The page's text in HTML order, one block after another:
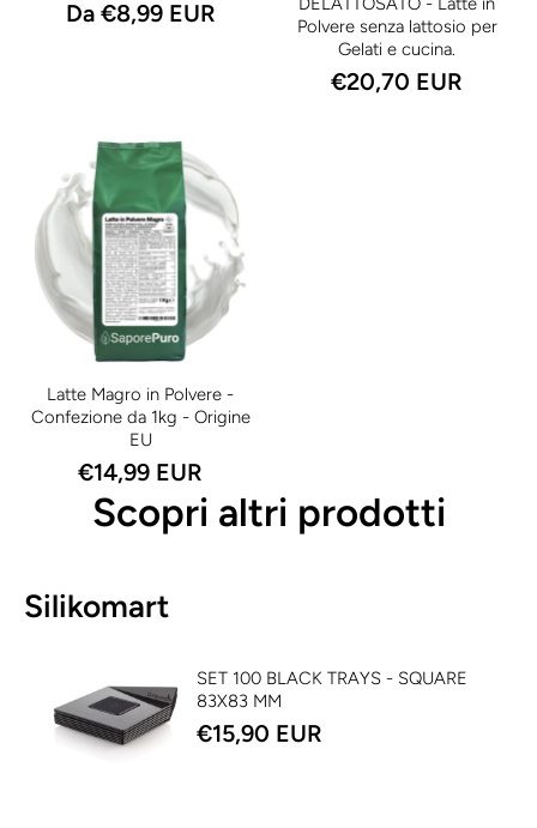
Da €8,99 EUR
Polvere senza lattosio per
Gelati e cucina.
€20,70 EUR
Latte Magro in Polvere -
Confezione da 1kg - Origine
EU
€14,99 EUR
Scopri altri prodotti
Silikomart
SET 100 BLACK TRAYS - SQUARE
83X83 MM
€15,90 EUR